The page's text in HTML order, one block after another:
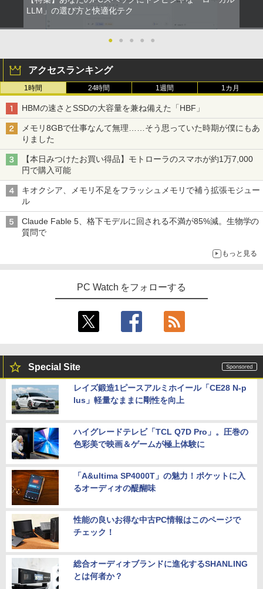
LLM」の選び方と快適化テク
● ● ● ● ●
アクセスランキング
1時間 24時間 1週間 1カ月
HBMの速さとSSDの大容量を兼ね備えた「HBF」
メモリ8GBで仕事なんて無理……そう思っていた時期が僕にもあ
りました
【本日みつけたお買い得品】モトローラのスマホが約1万7,000
円で購入可能
キオクシア、メモリ不足をフラッシュメモリで補う拡張モジュー
ル
Claude Fable 5、格下モデルに回される不満が85%減。生物学の
質問で
もっと見る
PC Watch をフォローする
Special Site
レイズ鍛造1ピースアルミホイール「CE28 N-p
lus」軽量なままに剛性を向上
ハイグレードテレビ「TCL Q7D Pro」。圧巻の
色彩美で映画＆ゲームが極上体験に
「A&ultima SP4000T」の魅力！ポケットに入
るオーディオの醍醐味
性能の良いお得な中古PC情報はこのページで
チェック！
総合オーディオブランドに進化するSHANLING
とは何者か？